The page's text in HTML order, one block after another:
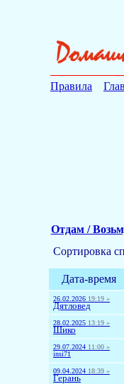
Правила
Отдам /
Сортировка
Дата-время
26.02.2026 19:19 »
Дятловед
28.02.2025 13:19 »
Шико
29.07.2024 11:00 »
insi71
09.04.2024 18:39 »
Герань